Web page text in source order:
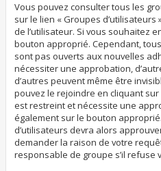
Vous pouvez consulter tous les
sur le lien « Groupes
de l’utilisateur. Si vous souhaitez
bouton approprié. Cependant,
sont pas ouverts aux nouvelles
nécessiter une approbation,
d’autres peuvent même être
pouvez le rejoindre en cliquant
est restreint et nécessite une
également sur le bouton
d’utilisateurs devra alors
demander la raison de votre
responsable de groupe s’il refuse